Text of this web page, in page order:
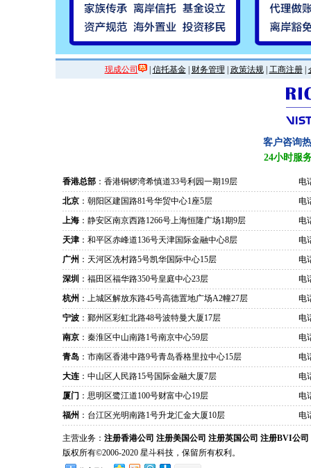
现成公司 | 信托基金| 财务管理 政策法规| 工商注册|
客户咨询
24小时服
香港总部 ：香港铜锣湾希慎道33号利园一期19层
电
北京 ：朝阳区建国路81号华贸中心1座5层
电
上海 ：静安区南京西路1266号上海恒隆广场1期9层
电
天津 ：和平区赤峰道136号天津国际金融中心8层
电
广州 ：天河区冼村路5号凯华国际中心15层
电
深圳 ：福田区福华路350号皇庭中心23层
电
杭州 ：上城区解放东路45号高德置地广场A2幢27层
电
宁波 ：鄞州区彩虹北路48号波特曼大厦17层
电
南京 ：秦淮区中山南路1号南京中心59层
电
青岛 ：市南区香港中路9号青岛香格里拉中心15层
电
大连 ：中山区人民路15号国际金融大厦7层
电
厦门 ：思明区鹭江道100号财富中心19层
电
福州 ：台江区光明南路1号升龙汇金大厦10层 电
主营业务： 注册香港公司 注册美国公司 注册英国公司 注册BVI公司
版权所有©2006-2020 星斗科技，保留所有权利。